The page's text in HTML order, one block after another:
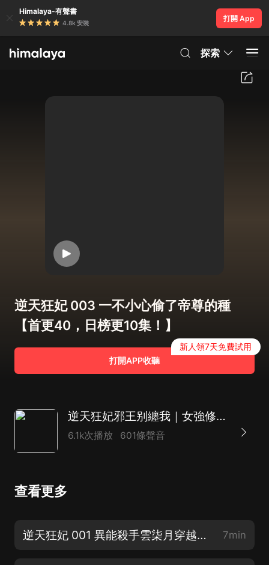
Himalaya-有聲書
4.8k 安裝
打開 App
探索
逆天狂妃 003 一不小心偷了帝尊的種
【首更40，日榜更10集！】
打開APP收聽
新人領7天免費試用
逆天狂妃邪王别纏我｜女強修仙｜廢柴逆襲｜古言穿越爽文｜搞笑甜寵
6.1k次播放 601條聲音
查看更多
逆天狂妃 001 異能殺手雲柒月穿越了❤️【首更40，日更爆更10集】 7min